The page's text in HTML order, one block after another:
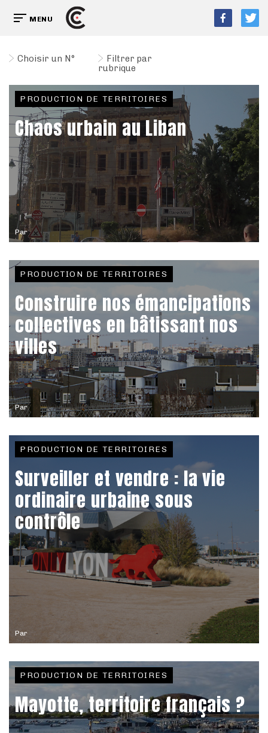
MENU
Choisir un N°
Filtrer par
rubrique
Par
PRODUCTION DE TERRITOIRES
Chaos urbain au Liban
Par
PRODUCTION DE TERRITOIRES
Construire nos émancipations
collectives en bâtissant nos
villes
Par
PRODUCTION DE TERRITOIRES
Surveiller et vendre : la vie
ordinaire urbaine sous
contrôle
PRODUCTION DE TERRITOIRES
Mayotte, territoire français ?